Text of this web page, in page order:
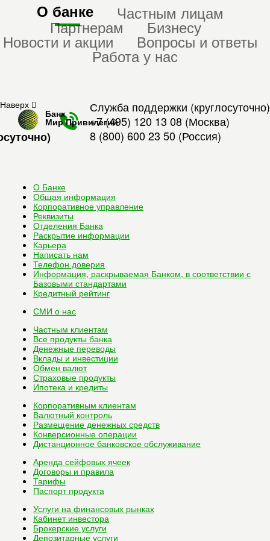
О банке Частным лицам
Партнерам Бизнесу
Новости и акции Вопросы и ответы
Работа у нас
Служба поддержки (круглосуточно)
+7 (495) 120 13 08 (Москва)
8 (800) 600 23 50 (Россия)
Наверх
Банк
Мир Привилегий
О Банке
Общая информация
Корпоративное управление
Реквизиты
Отделения Банка
Раскрытие информации
Карьера
Написать нам
Телефон доверия
Информация, раскрываемая Банком, в соответствии с
Базовыми стандартами
Кредитный рейтинг
СМИ о нас
Частным клиентам
Все продукты банка
Денежные переводы
Вклады и инвестиции
Обмен валют
Страховые продукты
Ипотека и кредиты
Корпоративным клиентам
Валютный контроль
Размещение денежных средств
Конверсионные операции
Дистанционное банковское обслуживание
Аренда сейфовых ячеек
Договоры и правила
Тарифы
Паспорт продукта
Услуги на финансовых рынках
Кабинет инвестора
Брокерские услуги
Депозитарные услуги